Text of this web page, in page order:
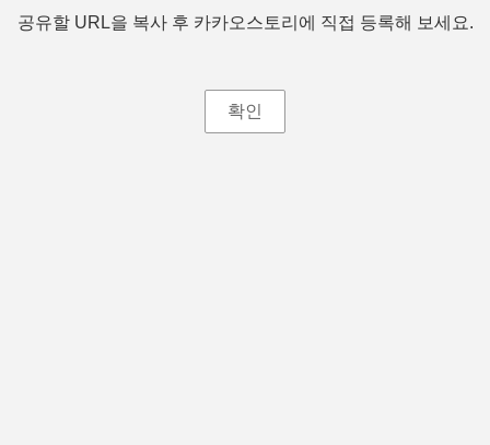
공유할 URL을 복사 후 카카오스토리에 직접 등록해 보세요.
확인